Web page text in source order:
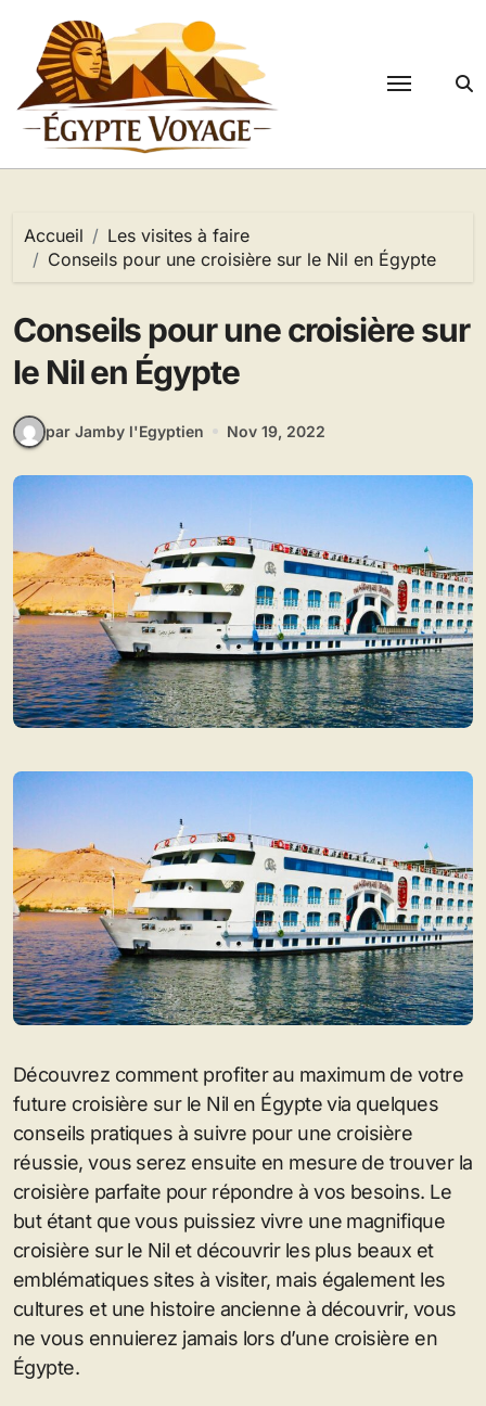
contenu
Accueil
Les visites à faire
Conseils pour une croisière sur le Nil en Égypte
Conseils pour une croisière sur
le Nil en Égypte
par Jamby l'Egyptien Nov 19, 2022
Découvrez comment profiter au maximum de votre
future croisière sur le Nil en Égypte via quelques
conseils pratiques à suivre pour une croisière
réussie, vous serez ensuite en mesure de trouver la
croisière parfaite pour répondre à vos besoins. Le
but étant que vous puissiez vivre une magnifique
croisière sur le Nil et découvrir les plus beaux et
emblématiques sites à visiter, mais également les
cultures et une histoire ancienne à découvrir, vous
ne vous ennuierez jamais lors d’une croisière en
Égypte.